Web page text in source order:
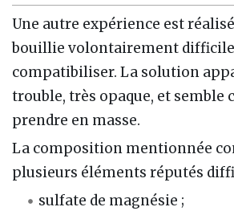
Une autre expérience est
bouillie volontairement
compatibiliser. La solution
trouble, très opaque, et semble
prendre en masse.
La composition mentionnée
plusieurs éléments réputés
sulfate de magnésie ;